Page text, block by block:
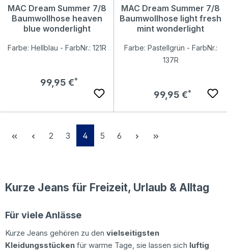
MAC Dream Summer 7/8
Baumwollhose heaven
blue wonderlight
Farbe: Hellblau - FarbNr.: 121R
Regulärer Preis:
99,95 €
MAC Dream Summer 7/8
Baumwollhose light fresh
mint wonderlight
Farbe: Pastellgrün - FarbNr.:
137R
Regulärer Preis:
99,95 €
Seite
2 Seite
3 Seite
4 Seite
5 Seite
6
Kurze Jeans für Freizeit, Urlaub & Alltag
Für viele Anlässe
Kurze Jeans gehören zu den vielseitigsten
Kleidungsstücken für warme Tage, sie lassen sich luftig